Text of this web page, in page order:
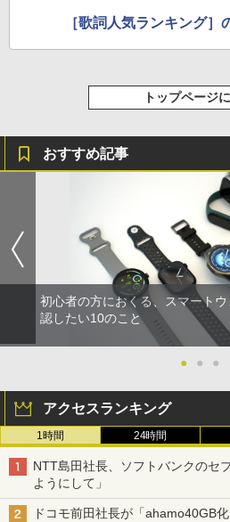
［歌詞人気ランキング］
トップページ
おすすめ記事
初心者の方におくる、スマート
認したい10のこと
● ● ●
アクセスランキング
1時間 24時間
NTT島田社長、ソフトバンクのセ
ようにして」
ドコモ前田社長が「ahamo40GB